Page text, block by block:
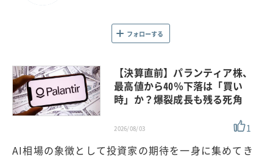
フォローする
【決算直前】パランティア株、
最高値から40％下落は「買い
時」か？爆裂成長も残る死角
2026/08/03 1
AI相場の象徴として投資家の期待を一身に集めてき